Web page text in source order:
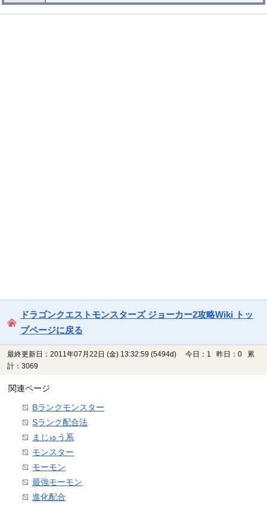
ドラゴンクエストモンスターズ ジョーカー2攻略Wiki トッ
プページに戻る
最終更新日：2011年07月22日 (金) 13:32:59 (5494d)
今日：1 昨日：0 累
計：3069
関連ページ
Bランクモンスター
Sランク配合法
まじゅう系
モンスター
モーモン
最強モーモン
進化配合